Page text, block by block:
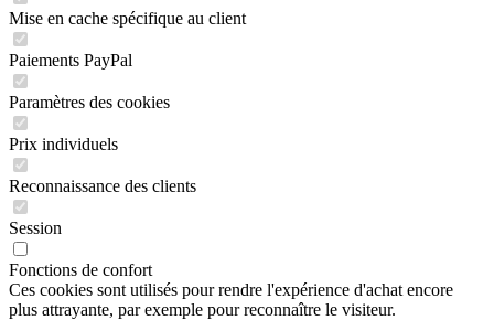
Mise en cache spécifique au client
Paiements PayPal
Paramètres des cookies
Prix individuels
Reconnaissance des clients
Session
Fonctions de confort
Ces cookies sont utilisés pour rendre l'expérience d'achat encore
plus attrayante, par exemple pour reconnaître le visiteur.